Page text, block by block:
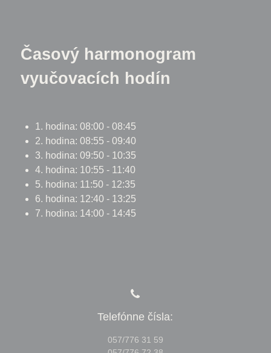
Časový harmonogram
vyučovacích hodín
1. hodina: 08:00 - 08:45
2. hodina: 08:55 - 09:40
3. hodina: 09:50 - 10:35
4. hodina: 10:55 - 11:40
5. hodina: 11:50 - 12:35
6. hodina: 12:40 - 13:25
7. hodina: 14:00 - 14:45
Telefónne čísla:
057/776 31 59